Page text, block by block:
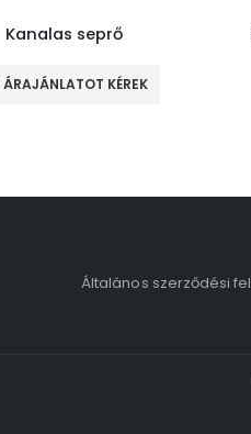
Kanalas seprő
ÁRAJÁNLATOT KÉREK
Általános szerződési